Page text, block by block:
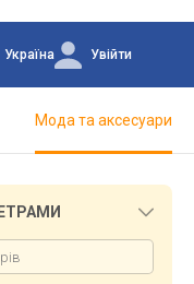
Україна Увійти
Мода та аксесуари